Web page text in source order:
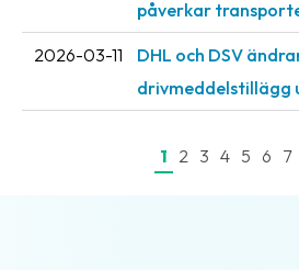
påverkar
2026-03-11
DHL och DSV
drivmeddelstillägg
1 2 3 4 5 6 7